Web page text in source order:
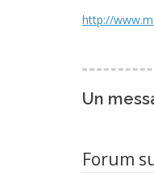
http://
Un
Forum